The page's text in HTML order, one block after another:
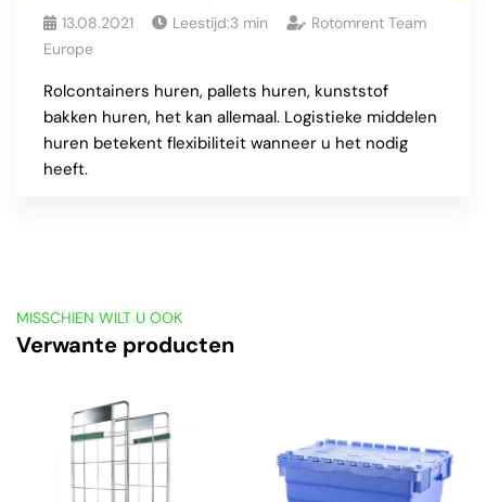
13.08.2021 Leestijd:3 min
Rotomrent Team
Europe
Rolcontainers huren, pallets huren, kunststof
bakken huren, het kan allemaal. Logistieke middelen
huren betekent flexibiliteit wanneer u het nodig
heeft.
MISSCHIEN WILT U OOK
Verwante producten